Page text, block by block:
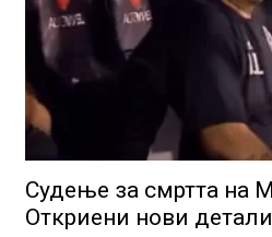
Судење за смртта на
Откриени нови детали